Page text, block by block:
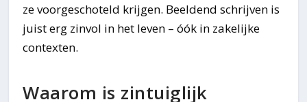
ze voorgeschoteld krijgen. Beeldend schrijven is
juist erg zinvol in het leven – óók in zakelijke
contexten.
Waarom is zintuiglijk